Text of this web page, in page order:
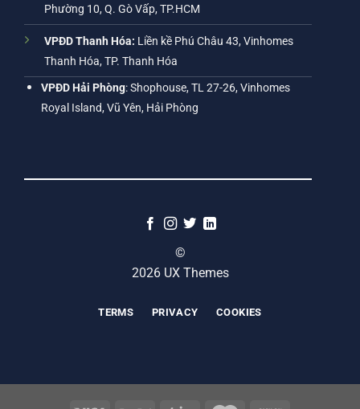
Phường 10, Q. Gò Vấp, TP.HCM
VPĐD Thanh Hóa: Liền kề Phú Châu 43, Vinhomes
Thanh Hóa, TP. Thanh Hóa
VPĐD Hải Phòng: Shophouse, TL 27-26, Vinhomes
Royal Island, Vũ Yên, Hải Phòng
©
2026 UX Themes
TERMS PRIVACY COOKIES